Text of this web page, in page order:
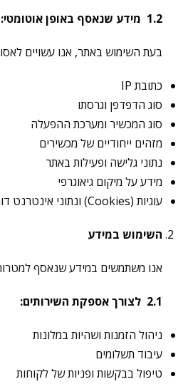
1.2 מידע שנאסף באופן אוטומטי:
בעת השימוש באתר, אנו עשויים
כתובת IP
סוג הדפדפן וגרסתו
סוג המכשיר ומערכת ההפעלה
מזהים ייחודיים של מכשירים
נתוני גלישה ופעילות באתר
מידע על מיקום גיאוגרפי
עוגיות (Cookies) ונתוני אינטרנט דומים
השימוש במידע
אנו משתמשים במידע שנאסף
2.1 לצורך אספקת השירותים:
ניהול הזמנות ושהיות במלונות
עיבוד תשלומים
טיפול בבקשות ופניות של לקוחות